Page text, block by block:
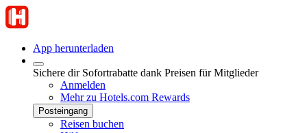
App herunterladen
Sichere dir Sofortrabatte dank Preisen für Mitglieder
Anmelden
Mehr zu Hotels.com Rewards
Posteingang
Reisen buchen